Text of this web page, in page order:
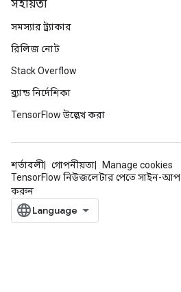
সহায়তা
সমস্যার ট্র্যাকার
রিলিজ নোট
Stack Overflow
ব্র্যান্ড নির্দেশিকা
TensorFlow উল্লেখ করা
শর্তাবলী গোপনীয়তা
Manage cookies
TensorFlow নিউজলেটার পেতে সাইন-আপ
করুন